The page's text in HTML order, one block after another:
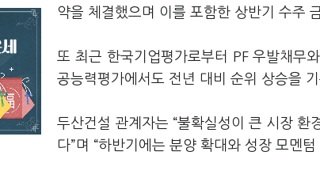
약을 체결했으며 이를 포함한 상반기 수주
또 최근 한국기업평가로부터 PF 우발채무
공능력평가에서도 전년 대비 순위 상승을
두산건설 관계자는 “불확실성이 큰 시장
다”며 “하반기에는 분양 확대와 성장 모멘